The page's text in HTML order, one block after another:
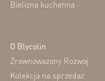
Bielizna kuchenna
O Blycolin
Zrownowazony Rozwoj
Kolekcja na sprzedaz